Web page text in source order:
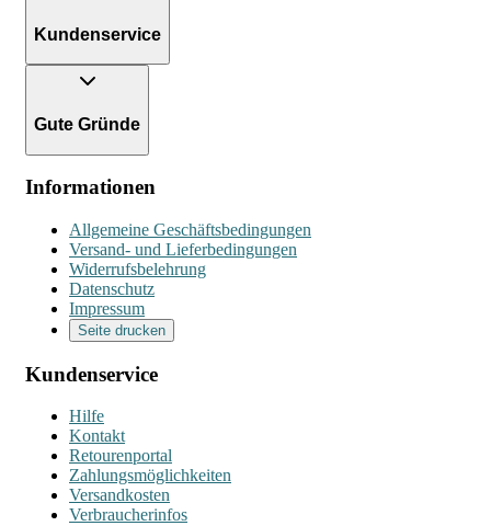
Kundenservice
Gute Gründe
Informationen
Allgemeine Geschäftsbedingungen
Versand- und Lieferbedingungen
Widerrufsbelehrung
Datenschutz
Impressum
Seite drucken
Kundenservice
Hilfe
Kontakt
Retourenportal
Zahlungsmöglichkeiten
Versandkosten
Verbraucherinfos